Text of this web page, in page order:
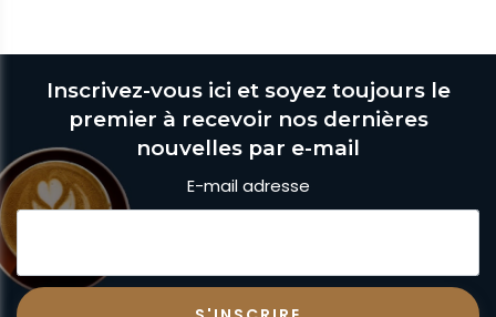
Inscrivez-vous ici et soyez toujours le
premier à recevoir nos dernières
nouvelles par e-mail
E-mail adresse